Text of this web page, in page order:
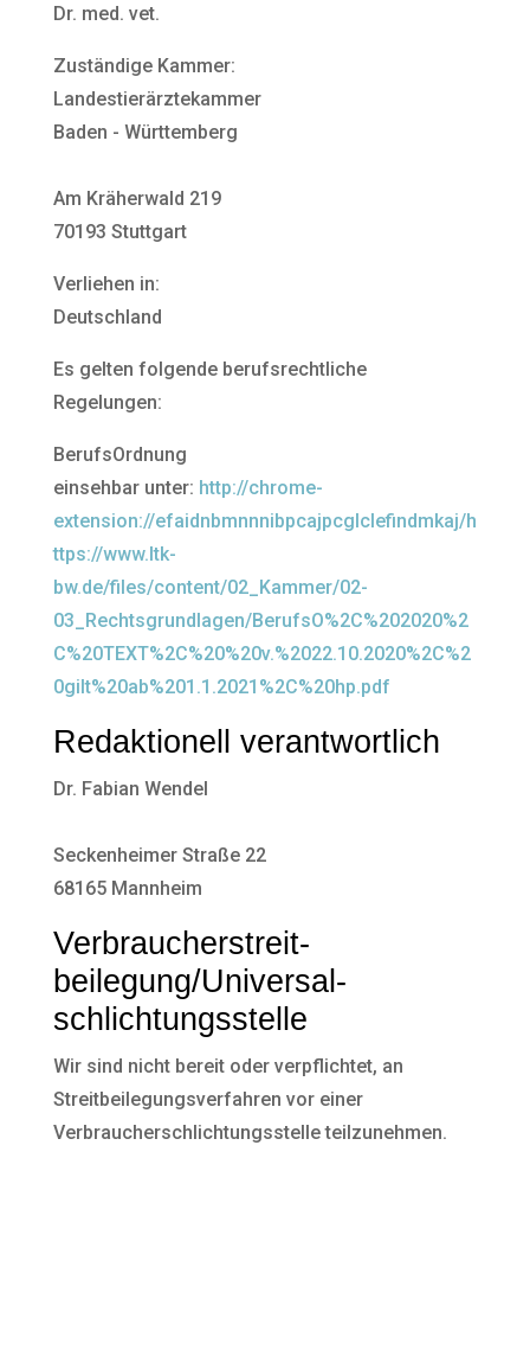
Dr. med. vet.
Zuständige Kammer:
Landestierärztekammer
Baden - Württemberg
Am Kräherwald 219
70193 Stuttgart
Verliehen in:
Deutschland
Es gelten folgende berufsrechtliche
Regelungen:
BerufsOrdnung
einsehbar unter: http://chrome-
extension://efaidnbmnnnibpcajpcglclefindmkaj/h
ttps://www.ltk-
bw.de/files/content/02_Kammer/02-
03_Rechtsgrundlagen/BerufsO%2C%202020%2
C%20TEXT%2C%20%20v.%2022.10.2020%2C%2
0gilt%20ab%201.1.2021%2C%20hp.pdf
Redaktionell verantwortlich
Dr. Fabian Wendel
Seckenheimer Straße 22
68165 Mannheim
Verbraucher­streit­
beilegung/Universal­
schlichtungs­stelle
Wir sind nicht bereit oder verpflichtet, an
Streitbeilegungsverfahren vor einer
Verbraucherschlichtungsstelle teilzunehmen.